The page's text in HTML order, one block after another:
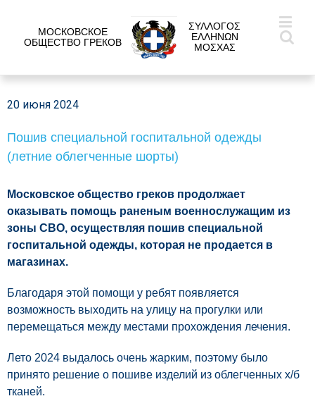
МОСКОВСКОЕ
ОБЩЕСТВО ГРЕКОВ
ΣΥΛΛΟΓΟΣ
ΕΛΛΗΝΩΝ
ΜΟΣΧΑΣ
20 июня 2024
Пошив специальной госпитальной одежды
(летние облегченные шорты)
Московское общество греков продолжает
оказывать помощь раненым военнослужащим из
зоны СВО, осуществляя пошив специальной
госпитальной одежды, которая не продается в
магазинах.
Благодаря этой помощи у ребят появляется
возможность выходить на улицу на прогулки или
перемещаться между местами прохождения лечения.
Лето 2024 выдалось очень жарким, поэтому было
принято решение о пошиве изделий из облегченных х/б
тканей.